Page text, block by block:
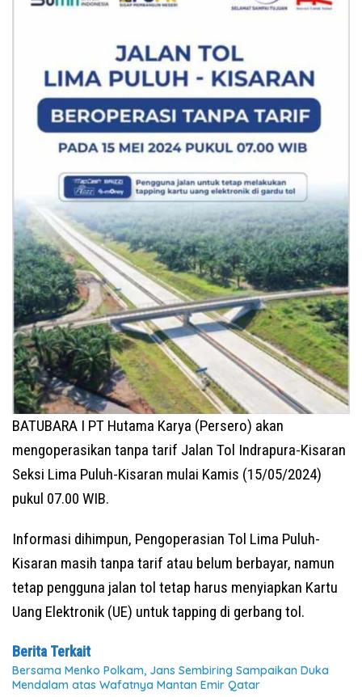
BATUBARA I PT Hutama Karya (Persero) akan
mengoperasikan tanpa tarif Jalan Tol Indrapura-Kisaran
Seksi Lima Puluh-Kisaran mulai Kamis (15/05/2024)
pukul 07.00 WIB.
Informasi dihimpun, Pengoperasian Tol Lima Puluh-
Kisaran masih tanpa tarif atau belum berbayar, namun
tetap pengguna jalan tol tetap harus menyiapkan Kartu
Uang Elektronik (UE) untuk tapping di gerbang tol.
Berita Terkait
Bersama Menko Polkam, Jans Sembiring Sampaikan Duka
Mendalam atas Wafatnya Mantan Emir Qatar